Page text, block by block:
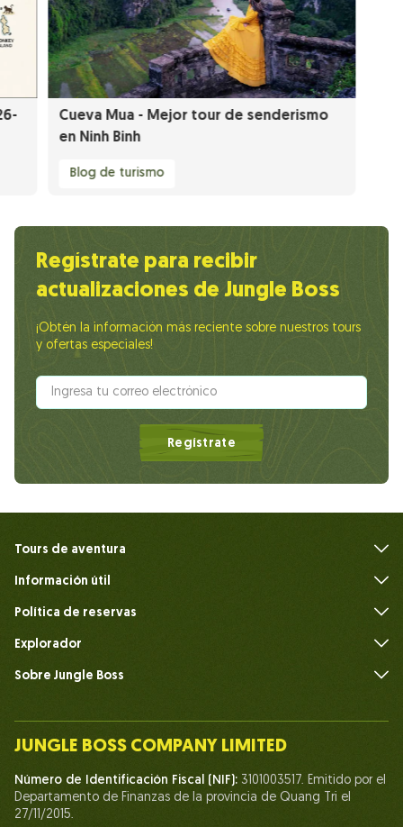
Cueva Mua - Mejor tour de senderismo
en Ninh Binh
Blog de turismo
Regístrate para recibir
actualizaciones de Jungle Boss
¡Obtén la información más reciente sobre nuestros tours
y ofertas especiales!
Regístrate
Tours de aventura
Información útil
Política de reservas
Explorador
Sobre Jungle Boss
Nuestro equipo
Humano del Jefe de la Jungla
Vida en Jungle Boss
Nuestros certificados
JUNGLE BOSS COMPANY LIMITED
Número de Identificación Fiscal (NIF): 3101003517. Emitido por el
Departamento de Finanzas de la provincia de Quang Tri el
27/11/2015.